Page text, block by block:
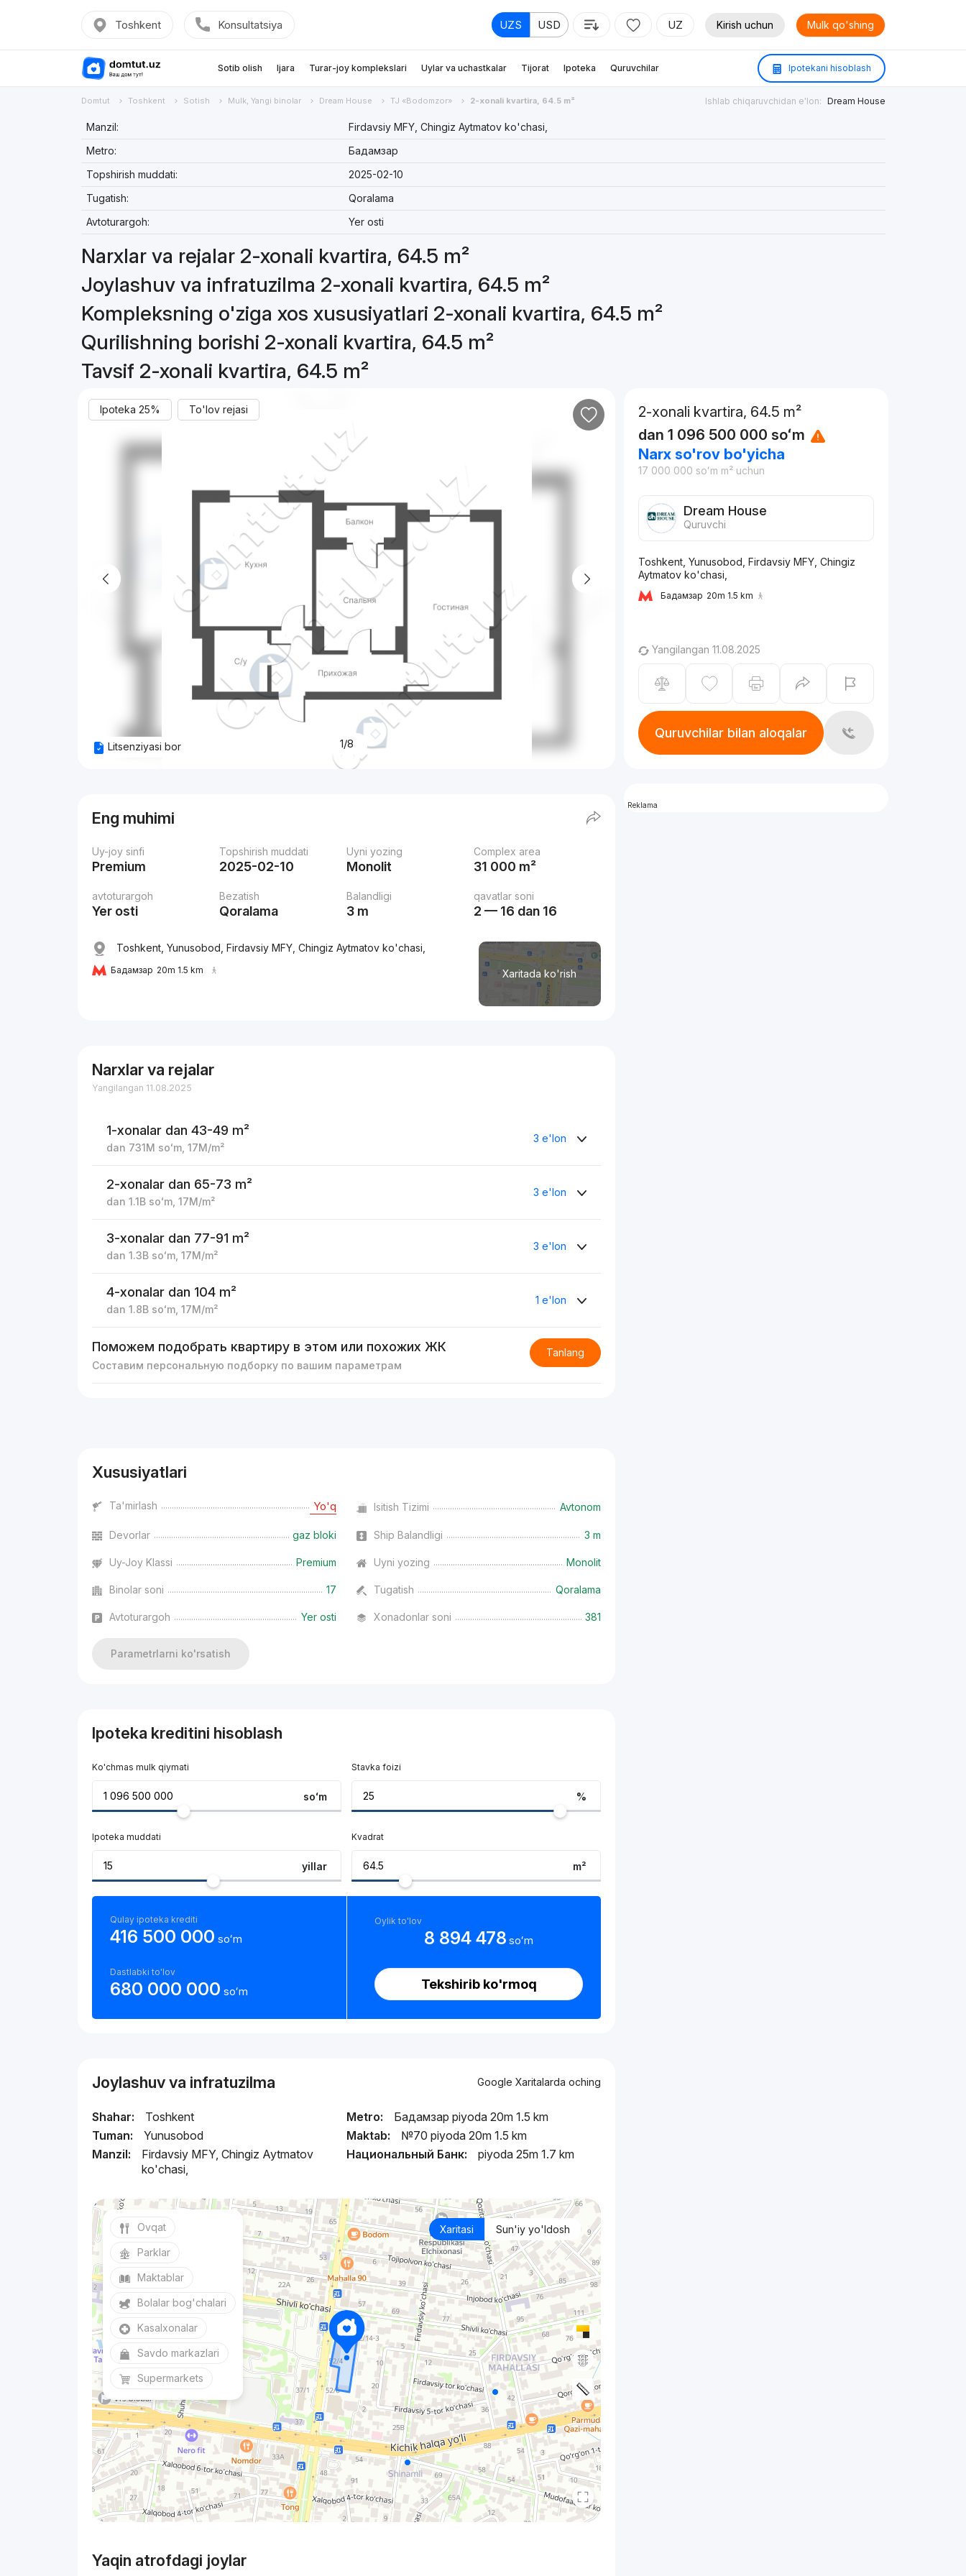
Toshkent Konsultatsiya UZS USD UZ Kirish uchun Mulk qo'shing
Sotib olish Ijara Turar-joy komplekslari Uylar va uchastkalar Tijorat Ipoteka Quruvchilar Ipotekani hisoblash
Domtut Toshkent Sotish Mulk, Yangi binolar Dream House TJ «Bodomzor» 2-xonali kvartira, 64.5 m² Ishlab chiqaruvchidan e'lon: Dream House
Manzil:
Firdavsiy MFY, Chingiz Aytmatov ko'chasi,
Metro:
Бадамзар
Topshirish muddati:
2025-02-10
Tugatish:
Qoralama
Avtoturargoh:
Yer osti
Narxlar va rejalar 2-xonali kvartira, 64.5 m²
Joylashuv va infratuzilma 2-xonali kvartira, 64.5 m²
Kompleksning o'ziga xos xususiyatlari 2-xonali kvartira, 64.5 m²
Qurilishning borishi 2-xonali kvartira, 64.5 m²
Tavsif 2-xonali kvartira, 64.5 m²
Ipoteka 25% To'lov rejasi
1/8
Litsenziyasi bor
Eng muhimi
Uy-joy sinfi
Premium
Topshirish muddati
2025-02-10
Uyni yozing
Monolit
Complex area
31 000 m²
avtoturargoh
Yer osti
Bezatish
Qoralama
Balandligi
3 m
qavatlar soni
2 — 16 dan 16
Xaritada ko'rish
Toshkent, Yunusobod, Firdavsiy MFY, Chingiz Aytmatov ko'chasi,
Бадамзар 20m 1.5 km
Narxlar va rejalar
Yangilangan 11.08.2025
1-xonalar dan 43-49 m²
dan 731M soʻm ,17M/m²
3 e'lon
2-xonalar dan 65-73 m²
dan1.1B soʻm ,17M/m²
3 e'lon
3-xonalar dan 77-91 m²
dan1.3B soʻm ,17M/m²
3 e'lon
4-xonalar dan 104 m²
dan1.8B soʻm ,17M/m²
1 e'lon
Поможем подобрать квартиру в этом или похожих ЖК
Составим персональную подборку по вашим параметрам
Tanlang
Xususiyatlari
Ta'mirlash Yo'q Isitish Tizimi Avtonom
Devorlar gaz bloki Ship Balandligi 3 m
Uy-Joy Klassi Premium Uyni yozing Monolit
Binolar soni 17 Tugatish Qoralama
Avtoturargoh Yer osti Xonadonlar soni 381
Parametrlarni ko'rsatish
Ipoteka kreditini hisoblash
Ko'chmas mulk qiymati
soʻm
Ipoteka muddati
yillar
Stavka foizi
%
Kvadrat
m²
Qulay ipoteka krediti
416 500 000 soʻm
Dastlabki to'lov
680 000 000 soʻm
Oylik to'lov
8 894 478 soʻm
Tekshirib ko'rmoq
Joylashuv va infratuzilma Google Xaritalarda oching
Shahar:
Toshkent
Tuman:
Yunusobod
Manzil:
Firdavsiy MFY, Chingiz Aytmatov
ko'chasi,
Metro:
Бадамзар piyoda 20m 1.5 km
Maktab:
№70 piyoda 20m 1.5 km
Национальный Банк:
piyoda 25m 1.7 km
Xaritasi Sun'iy yo'ldosh
Ovqat
Parklar
Maktablar
Bolalar bog'chalari
Kasalxonalar
Savdo markazlari
Supermarkets
Yaqin atrofdagi joylar
2-xonali kvartira, 64.5 m²
dan 1 096 500 000 soʻm
Narx so'rov bo'yicha
17 000 000 soʻm m² uchun
Dream House
Quruvchi
Toshkent, Yunusobod, Firdavsiy MFY, Chingiz
Aytmatov ko'chasi,
Бадамзар 20m 1.5 km
Yangilangan 11.08.2025
Quruvchilar bilan aloqalar
Reklama